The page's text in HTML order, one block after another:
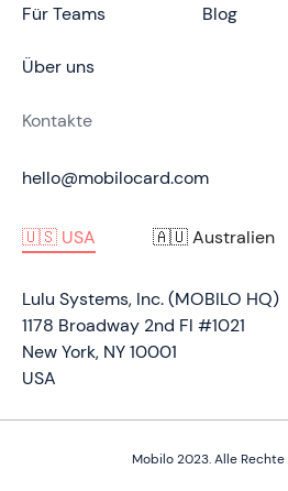
Für Teams
Über uns
Blog
Kontakte
hello@mobilocard.com
🇺🇸 USA 🇦🇺 Australien
Lulu Systems, Inc. (MOBILO HQ)
1178 Broadway 2nd Fl #1021
New York, NY 10001
USA
Mobilo 2023. Alle